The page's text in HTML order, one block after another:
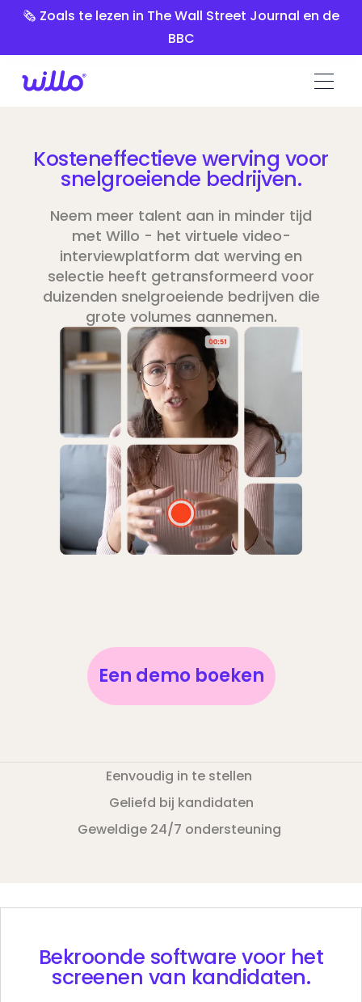
Please
includes
🗞️ Zoals te lezen in The Wall Street Journal en de
BBC
Kosteneffectieve werving voor
snelgroeiende bedrijven.
Neem meer talent aan in minder tijd
met Willo - het virtuele video-
interviewplatform dat werving en
selectie heeft getransformeerd voor
duizenden snelgroeiende bedrijven die
grote volumes aannemen.
Een demo boeken
Eenvoudig in te stellen
Geliefd bij kandidaten
Geweldige 24/7 ondersteuning
Bekroonde software voor het
screenen van kandidaten.